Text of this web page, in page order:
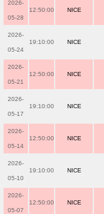
2026-
05-28
12:50:00 NICE
2026-
05-24
19:10:00 NICE
2026-
05-21
12:50:00 NICE
2026-
05-17
19:10:00 NICE
2026-
05-14
12:50:00 NICE
2026-
05-10
19:10:00 NICE
2026-
05-07
12:50:00 NICE